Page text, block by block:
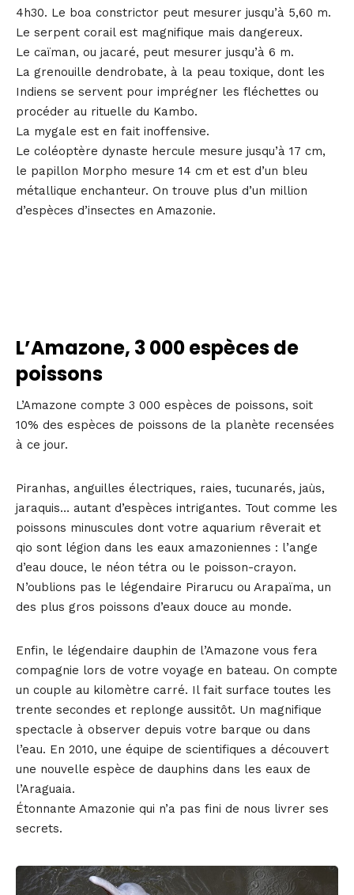
4h30. Le boa constrictor peut mesurer jusqu’à 5,60 m.
Le serpent corail est magnifique mais dangereux.
Le caïman, ou jacaré, peut mesurer jusqu’à 6 m.
La grenouille dendrobate, à la peau toxique, dont les
Indiens se servent pour imprégner les fléchettes ou
procéder au rituelle du Kambo.
La mygale est en fait inoffensive.
Le coléoptère dynaste hercule mesure jusqu’à 17 cm,
le papillon Morpho mesure 14 cm et est d’un bleu
métallique enchanteur. On trouve plus d’un million
d’espèces d’insectes en Amazonie.
L’Amazone, 3 000 espèces de
poissons
L’Amazone compte 3 000 espèces de poissons, soit
10% des espèces de poissons de la planète recensées
à ce jour.
Piranhas, anguilles électriques, raies, tucunarés, jaùs,
jaraquis… autant d’espèces intrigantes. Tout comme les
poissons minuscules dont votre aquarium rêverait et
qio sont légion dans les eaux amazoniennes : l’ange
d’eau douce, le néon tétra ou le poisson-crayon.
N’oublions pas le légendaire Pirarucu ou Arapaïma, un
des plus gros poissons d’eaux douce au monde.
Enfin, le légendaire dauphin de l’Amazone vous fera
compagnie lors de votre voyage en bateau. On compte
un couple au kilomètre carré. Il fait surface toutes les
trente secondes et replonge aussitôt. Un magnifique
spectacle à observer depuis votre barque ou dans
l’eau. En 2010, une équipe de scientifiques a découvert
une nouvelle espèce de dauphins dans les eaux de
l’Araguaia.
Étonnante Amazonie qui n’a pas fini de nous livrer ses
secrets.